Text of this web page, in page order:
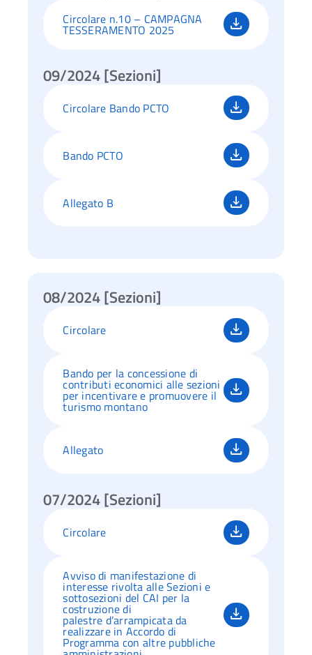
Circolare n.10 – CAMPAGNA
TESSERAMENTO 2025
09/2024 [Sezioni]
Circolare Bando PCTO
Bando PCTO
Allegato B
08/2024 [Sezioni]
Circolare
Bando per la concessione di
contributi economici alle sezioni
per incentivare e promuovere il
turismo montano
Allegato
07/2024 [Sezioni]
Circolare
Avviso di manifestazione di
interesse rivolta alle Sezioni e
sottosezioni del CAI per la
costruzione di
palestre d’arrampicata da
realizzare in Accordo di
Programma con altre pubbliche